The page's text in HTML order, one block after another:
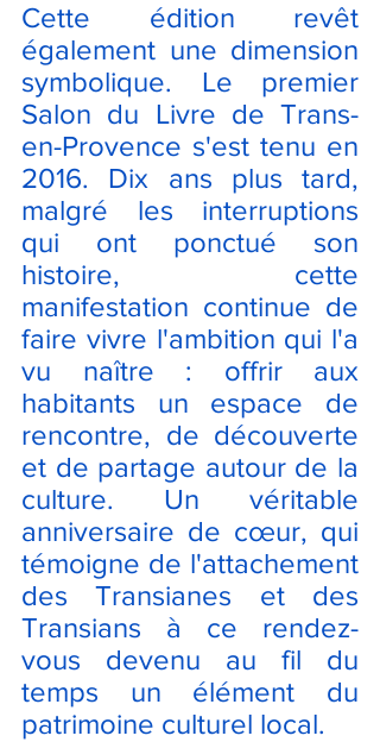
Cette édition revêt
également une dimension
symbolique. Le premier
Salon du Livre de Trans-
en-Provence s'est tenu en
2016. Dix ans plus tard,
malgré les interruptions
qui ont ponctué son
histoire, cette
manifestation continue de
faire vivre l'ambition qui l'a
vu naître : offrir aux
habitants un espace de
rencontre, de découverte
et de partage autour de la
culture. Un véritable
anniversaire de cœur, qui
témoigne de l'attachement
des Transianes et des
Transians à ce rendez-
vous devenu au fil du
temps un élément du
patrimoine culturel local.